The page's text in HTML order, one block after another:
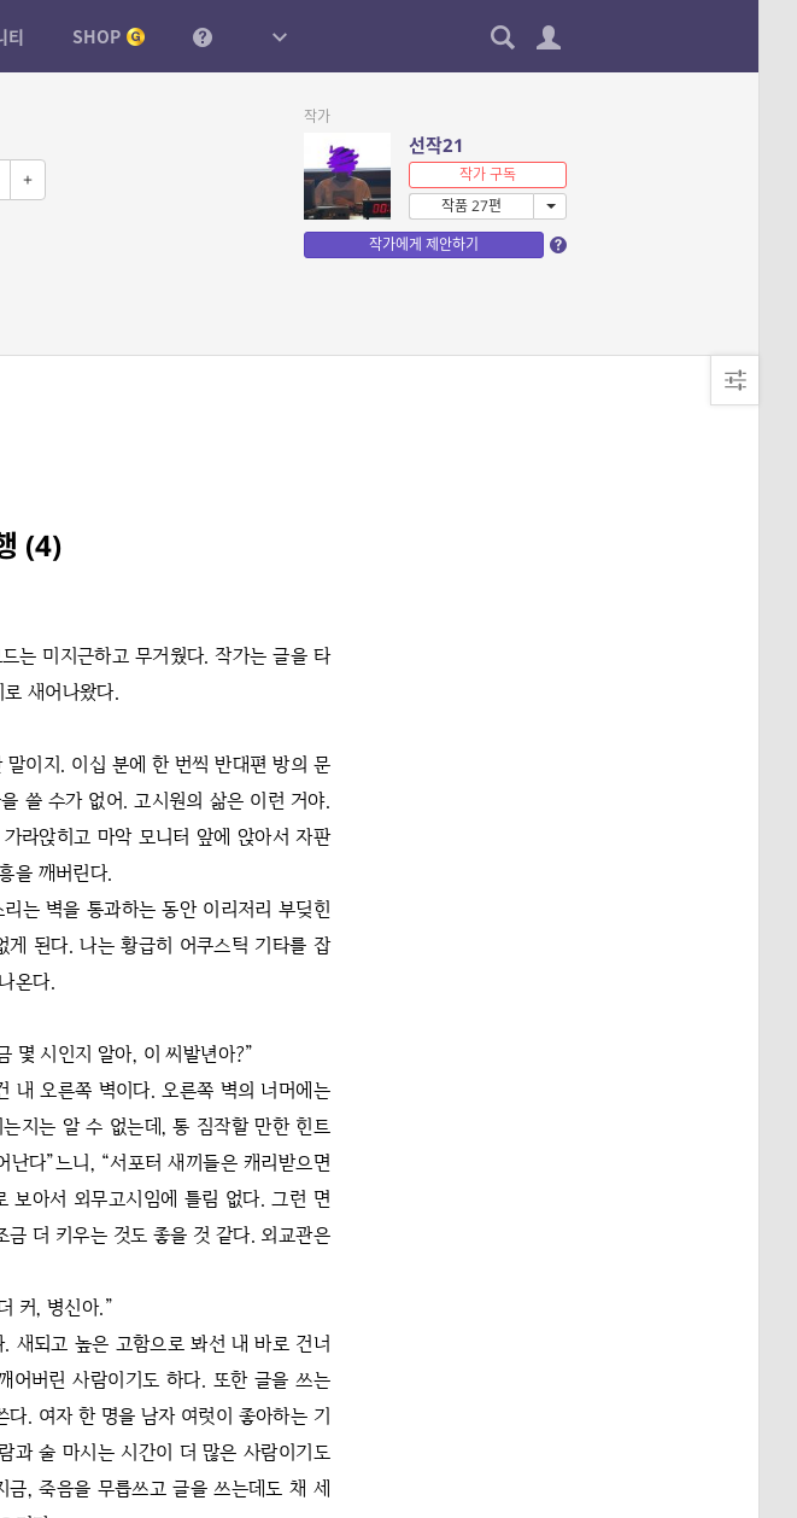
티 SHOP
+
작가
선작21
작가 구독
작품 27편
작가에게 제안하기
(4)
는 미지근하고 무거웠다. 작가는 글을 타
새어나왔다.
이지. 이십 분에 한 번씩 반대편 방의 문
쓸 수가 없어. 고시원의 삶은 이런 거야.
라앉히고 마악 모니터 앞에 앉아서 자판
을 깨버린다.
는 벽을 통과하는 동안 이리저리 부딪힌
된다. 나는 황급히 어쿠스틱 기타를 잡
온다.
몇 시인지 알아, 이 씨발년아?”
내 오른쪽 벽이다. 오른쪽 벽의 너머에는
지는 알 수 없는데, 통 짐작할 만한 힌트
다”느니, “서포터 새끼들은 캐리받으면
보아서 외무고시임에 틀림 없다. 그런 면
더 키우는 것도 좋을 것 같다. 외교관은
커, 병신아.”
새되고 높은 고함으로 봐선 내 바로 건너
어버린 사람이기도 하다. 또한 글을 쓰는
. 여자 한 명을 남자 여럿이 좋아하는 기
과 술 마시는 시간이 더 많은 사람이기도
, 죽음을 무릅쓰고 글을 쓰는데도 채 세